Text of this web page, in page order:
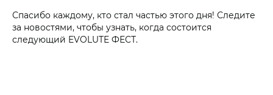
Спасибо каждому, кто стал частью этого дня! Следите
за новостями, чтобы узнать, когда состоится
следующий EVOLUTE ФЕСТ.